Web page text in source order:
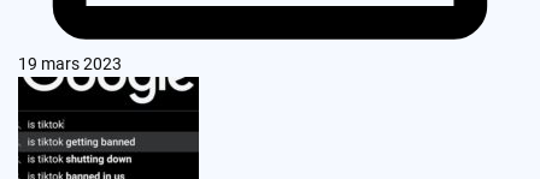
19 mars 2023